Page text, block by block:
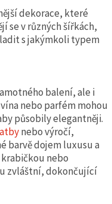
dekorace, které
se v různých šířkách,
s jakýmkoli typem
balení, ale i
nebo parfém mohou
působily elegantněji.
nebo výročí,
barvě dojem luxusu a
nebo
zvláštní, dokončující